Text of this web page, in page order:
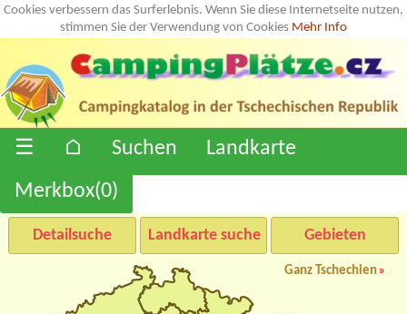
Cookies verbessern das Surferlebnis. Wenn Sie diese Internetseite nutzen,
stimmen Sie der Verwendung von Cookies Mehr Info
☰ ⌂ Suchen
Landkarte
Merkbox(0)
Detailsuche Landkarte suche Gebieten
Ganz Tschechien»